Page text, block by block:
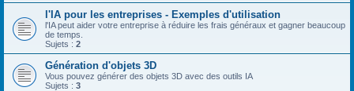
l'IA pour les entreprises - Exemples d'utilisation
l'IA peut aider votre entreprise à réduire les frais généraux et gagner beaucoup
de temps.
Sujets : 2
Génération d'objets 3D
Vous pouvez générer des objets 3D avec des outils IA
Sujets : 3